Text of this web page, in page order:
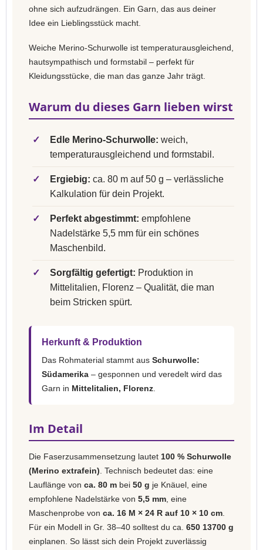
ohne sich aufzudrängen. Ein Garn, das aus deiner
Idee ein Lieblingsstück macht.
Weiche Merino-Schurwolle ist temperaturausgleichend,
hautsympathisch und formstabil – perfekt für
Kleidungsstücke, die man das ganze Jahr trägt.
Warum du dieses Garn lieben wirst
✓ Edle Merino-Schurwolle: weich,
temperaturausgleichend und formstabil.
✓ Ergiebig: ca. 80 m auf 50 g – verlässliche
Kalkulation für dein Projekt.
✓ Perfekt abgestimmt: empfohlene
Nadelstärke 5,5 mm für ein schönes
Maschenbild.
✓ Sorgfältig gefertigt: Produktion in
Mittelitalien, Florenz – Qualität, die man
beim Stricken spürt.
Herkunft & Produktion
Das Rohmaterial stammt aus Schurwolle:
Südamerika – gesponnen und veredelt wird das
Garn in Mittelitalien, Florenz
Im Detail
Die Faserzusammensetzung lautet 100 % Schurwolle
(Merino extrafein) . Technisch bedeutet das: eine
Lauflänge von ca. 80 m bei 50 g je Knäuel, eine
empfohlene Nadelstärke von 5,5 mm , eine
Maschenprobe von ca. 16 M × 24 R auf 10 × 10 cm
Für ein Modell in Gr. 38–40 solltest du ca. 650 13700 g
einplanen. So lässt sich dein Projekt zuverlässig